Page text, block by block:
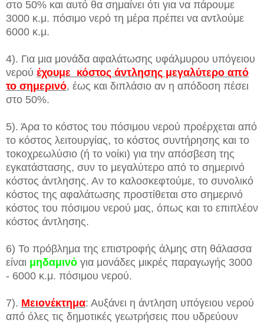
στο 50% και αυτό θα σημαίνει ότι για να πάρουμε
3000 κ.μ. πόσιμο νερό τη μέρα πρέπει να αντλούμε
6000 κ.μ.
4). Για μια μονάδα αφαλάτωσης υφάλμυρου υπόγειου
νερού έχουμε κόστος άντλησης μεγαλύτερο από
το σημερινό, έως και διπλάσιο αν η απόδοση πέσει
στο 50%.
5). Άρα το κόστος του πόσιμου νερού προέρχεται από
το κόστος λειτουργίας, το κόστος συντήρησης και το
τοκοχρεωλύσιο (ή το νοίκι) για την απόσβεση της
εγκατάστασης, συν το μεγαλύτερο από το σημερινό
κόστος άντλησης. Αν το καλοσκεφτούμε, το συνολικό
κόστος της αφαλάτωσης προστίθεται στο σημερινό
κόστος του πόσιμου νερού μας, όπως και το επιπλέον
κόστος άντλησης.
6) Το πρόβλημα της επιστροφής άλμης στη θάλασσα
είναι μηδαμινό για μονάδες μικρές παραγωγής 3000
- 6000 κ.μ. πόσιμου νερού.
7). Μειονέκτημα: Αυξάνει η άντληση υπόγειου νερού
από όλες τις δημοτικές γεωτρήσεις που υδρεύουν